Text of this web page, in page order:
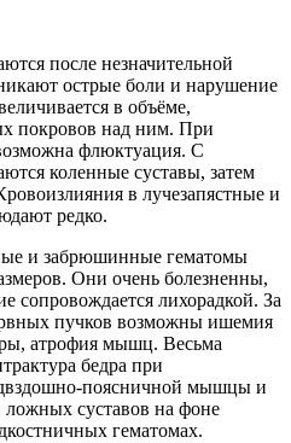
после незначительной
острые боли и нарушение
в объёме,
покровов над ним. При
флюктуация. С
коленные суставы, затем
в лучезапястные и
редко.
и забрюшинные гематомы
Они очень болезненны,
сопровождается лихорадкой. За
пучков возможны ишемия
атрофия мышц. Весьма
бедра при
поясничной мышцы и
ложных суставов на фоне
гематомах.